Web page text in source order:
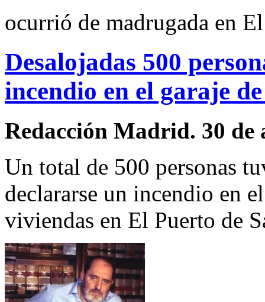
ocurrió de madrugada en
Desalojadas 500
incendio en el garaje
Redacción Madrid. 30 de
Un total de 500 personas
declararse un incendio en
viviendas en El Puerto de